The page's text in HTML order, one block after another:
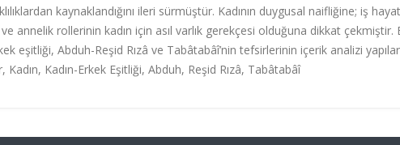
kaynaklandığını ileri sürmüştür. Kadının duygusal naifliğine; iş
annelik rollerinin kadın için asıl varlık gerekçesi olduğuna dikkat çekmiştir.
eşitliği, Abduh-Reşid Rızâ ve Tabâtabâî’nin tefsirlerinin içerik analizi
Kadın-Erkek Eşitliği, Abduh, Reşid Rızâ, Tabâtabâî